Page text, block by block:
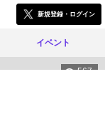
新規登録・ログイン
イベント
567